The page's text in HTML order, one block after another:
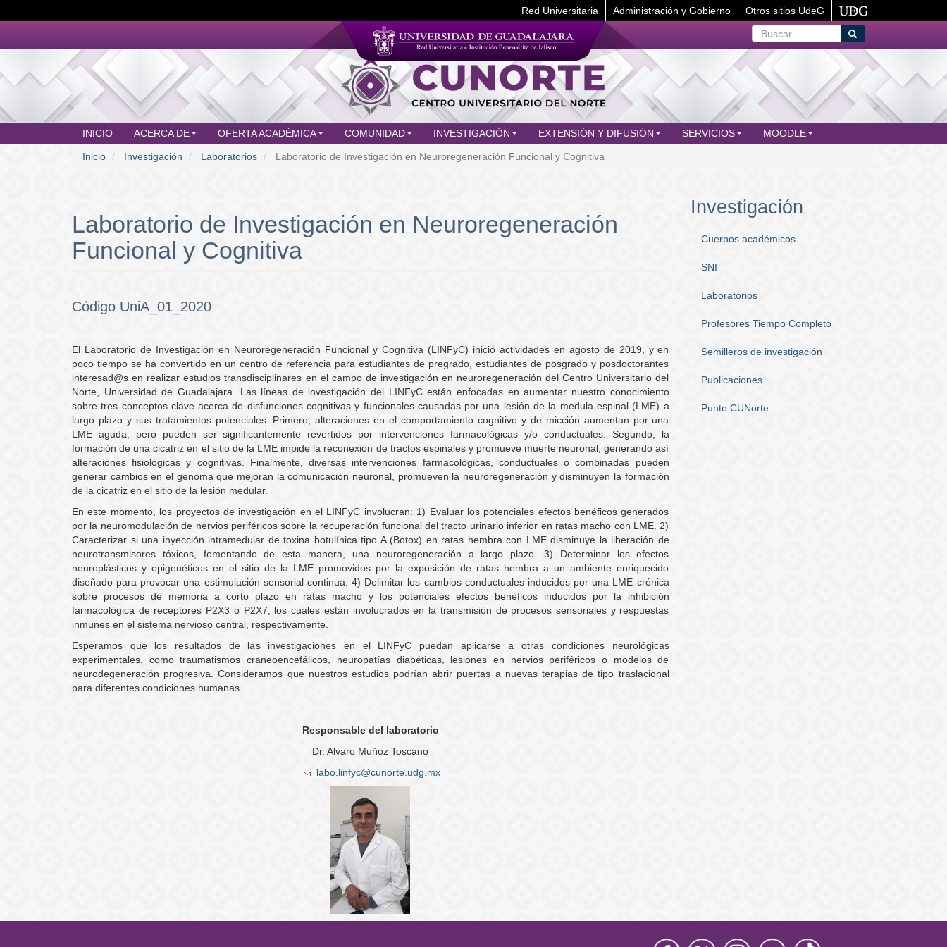
al
principal
Red Universitaria Administración y Gobierno
Otros sitios UdeG
Buscar
Buscar
MAIN
MENU
INICIO ACERCA DE OFERTA ACADÉMICA COMUNIDAD INVESTIGACIÓN EXTENSIÓN Y DIFUSIÓN SERVICIOS MOODLE
Inicio Investigación Laboratorios Laboratorio de Investigación en Neuroregeneración Funcional y Cognitiva
Laboratorio de Investigación en Neuroregeneración
Funcional y Cognitiva
Código UniA_01_2020
El Laboratorio de Investigación en Neuroregeneración Funcional y Cognitiva (LINFyC) inició actividades en agosto de 2019, y en
poco tiempo se ha convertido en un centro de referencia para estudiantes de pregrado, estudiantes de posgrado y posdoctorantes
interesad@s en realizar estudios transdisciplinares en el campo de investigación en neuroregeneración del Centro Universitario del
Norte, Universidad de Guadalajara. Las líneas de investigación del LINFyC están enfocadas en aumentar nuestro conocimiento
sobre tres conceptos clave acerca de disfunciones cognitivas y funcionales causadas por una lesión de la medula espinal (LME) a
largo plazo y sus tratamientos potenciales. Primero, alteraciones en el comportamiento cognitivo y de micción aumentan por una
LME aguda, pero pueden ser significantemente revertidos por intervenciones farmacológicas y/o conductuales. Segundo, la
formación de una cicatriz en el sitio de la LME impide la reconexión de tractos espinales y promueve muerte neuronal, generando así
alteraciones fisiológicas y cognitivas. Finalmente, diversas intervenciones farmacológicas, conductuales o combinadas pueden
generar cambios en el genoma que mejoran la comunicación neuronal, promueven la neuroregeneración y disminuyen la formación
de la cicatriz en el sitio de la lesión medular.
En este momento, los proyectos de investigación en el LINFyC involucran: 1) Evaluar los potenciales efectos benéficos generados
por la neuromodulación de nervios periféricos sobre la recuperación funcional del tracto urinario inferior en ratas macho con LME. 2)
Caracterizar si una inyección intramedular de toxina botulínica tipo A (Botox) en ratas hembra con LME disminuye la liberación de
neurotransmisores tóxicos, fomentando de esta manera, una neuroregeneración a largo plazo. 3) Determinar los efectos
neuroplásticos y epigenéticos en el sitio de la LME promovidos por la exposición de ratas hembra a un ambiente enriquecido
diseñado para provocar una estimulación sensorial continua. 4) Delimitar los cambios conductuales inducidos por una LME crónica
sobre procesos de memoria a corto plazo en ratas macho y los potenciales efectos benéficos inducidos por la inhibición
farmacológica de receptores P2X3 o P2X7, los cuales están involucrados en la transmisión de procesos sensoriales y respuestas
inmunes en el sistema nervioso central, respectivamente.
Esperamos que los resultados de las investigaciones en el LINFyC puedan aplicarse a otras condiciones neurológicas
experimentales, como traumatismos craneoencefálicos, neuropatías diabéticas, lesiones en nervios periféricos o modelos de
neurodegeneración progresiva. Consideramos que nuestros estudios podrían abrir puertas a nuevas terapias de tipo traslacional
para diferentes condiciones humanas.
Responsable del laboratorio
Dr. Alvaro Muñoz Toscano
labo.linfyc@cunorte.udg.mx
Investigación
Cuerpos académicos
SNI
Laboratorios
Profesores Tiempo Completo
Semilleros de investigación
Publicaciones
Punto CUNorte